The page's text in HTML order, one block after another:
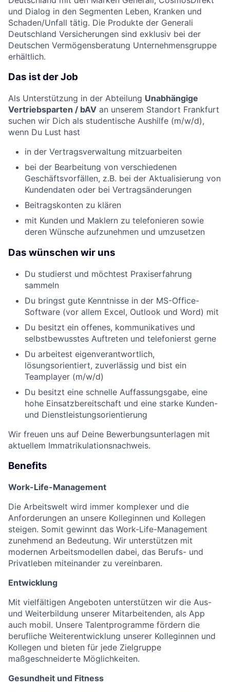
und Dialog in den Segmenten Leben, Kranken und
Schaden/Unfall tätig. Die Produkte der Generali
Deutschland Versicherungen sind exklusiv bei der
Deutschen Vermögensberatung Unternehmensgruppe
erhältlich.
Das ist der Job
Als Unterstützung in der Abteilung Unabhängige
Vertriebsparten / bAV an unserem Standort Frankfurt
suchen wir Dich als studentische Aushilfe (m/w/d),
wenn Du Lust hast
in der Vertragsverwaltung mitzuarbeiten
bei der Bearbeitung von verschiedenen
Geschäftsvorfällen, z.B. bei der Aktualisierung von
Kundendaten oder bei Vertragsänderungen
Beitragskonten zu klären
mit Kunden und Maklern zu telefonieren sowie
deren Wünsche aufzunehmen und umzusetzen
Das wünschen wir uns
Du studierst und möchtest Praxiserfahrung
sammeln
Du bringst gute Kenntnisse in der MS-Office-
Software (vor allem Excel, Outlook und Word) mit
Du besitzt ein offenes, kommunikatives und
selbstbewusstes Auftreten und telefonierst gerne
Du arbeitest eigenverantwortlich,
lösungsorientiert, zuverlässig und bist ein
Teamplayer (m/w/d)
Du besitzt eine schnelle Auffassungsgabe, eine
hohe Einsatzbereitschaft und eine starke Kunden-
und Dienstleistungsorientierung
Wir freuen uns auf Deine Bewerbungsunterlagen mit
aktuellem Immatrikulationsnachweis.
Benefits
Work-Life-Management
Die Arbeitswelt wird immer komplexer und die
Anforderungen an unsere Kolleginnen und Kollegen
steigen. Somit gewinnt das Work-Life-Management
zunehmend an Bedeutung. Wir unterstützen mit
modernen Arbeitsmodellen dabei, das Berufs- und
Privatleben miteinander zu vereinbaren.
Entwicklung
Mit vielfältigen Angeboten unterstützen wir die Aus-
und Weiterbildung unserer Mitarbeitenden, als App
auch mobil. Unsere Talentprogramme fördern die
berufliche Weiterentwicklung unserer Kolleginnen und
Kollegen und bieten für jede Zielgruppe
maßgeschneiderte Möglichkeiten.
Gesundheit und Fitness